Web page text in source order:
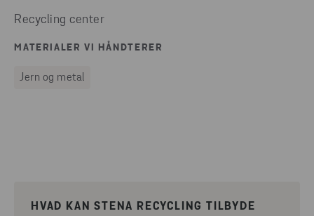
Recycling center
MATERIALER VI HÅNDTERER
Jern og metal
HVAD KAN STENA RECYCLING TILBYDE